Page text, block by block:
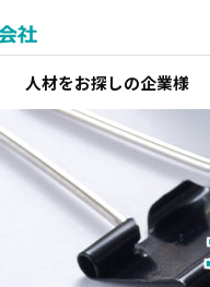
人材をお探しの企業様